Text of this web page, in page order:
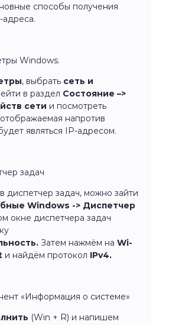
способы получения
адреса.
Windows.
, выбрать сеть и
в раздел Состояние –>
сети и посмотреть
отображаемая напротив
являться IP-адресом.
задач
диспетчер задач, можно зайти
Windows -> Диспетчер
окне диспетчера задач
Затем нажмём на Wi-
и найдём протокол IPv4.
«Информация о системе»
(Win + R) и напишем